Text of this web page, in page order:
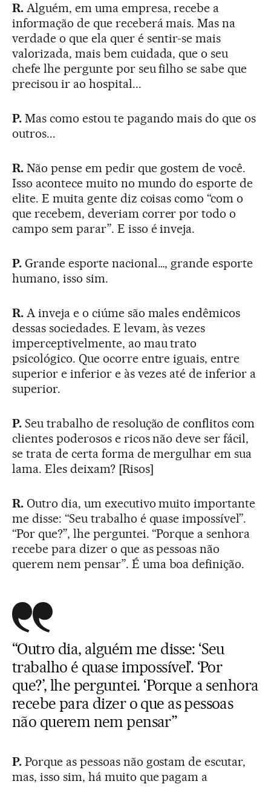
R.Alguém, em uma empresa, recebe a
informação de que receberá mais. Mas na
verdade o que ela quer é sentir-se mais
valorizada, mais bem cuidada, que o seu
chefe lhe pergunte por seu filho se sabe que
precisou ir ao hospital...
P.Mas como estou te pagando mais do que os
outros...
R.Não pense em pedir que gostem de você.
Isso acontece muito no mundo do esporte de
elite. E muita gente diz coisas como “com o
que recebem, deveriam correr por todo o
campo sem parar”. E isso é inveja.
P.Grande esporte nacional…, grande esporte
humano, isso sim.
R.A inveja e o ciúme são males endêmicos
dessas sociedades. E levam, às vezes
imperceptivelmente, ao mau trato
psicológico. Que ocorre entre iguais, entre
superior e inferior e às vezes até de inferior a
superior.
P.Seu trabalho de resolução de conflitos com
clientes poderosos e ricos não deve ser fácil,
se trata de certa forma de mergulhar em sua
lama. Eles deixam? [Risos]
R.Outro dia, um executivo muito importante
me disse: “Seu trabalho é quase impossível”.
“Por que?”, lhe perguntei. “Porque a senhora
recebe para dizer o que as pessoas não
querem nem pensar”. É uma boa definição.
“Outro dia, alguém me disse: ‘Seu
trabalho é quase impossível’. ‘Por
que?’, lhe perguntei. ‘Porque a senhora
recebe para dizer o que as pessoas
não querem nem pensar”
P.Porque as pessoas não gostam de escutar,
mas, isso sim, há muito que pagam a